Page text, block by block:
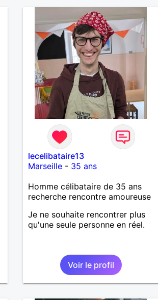
lecelibataire13
Marseille- 35 ans
Homme célibataire de 35 ans
recherche rencontre amoureuse
Je ne souhaite rencontrer plus
qu'une seule personne en réel.
Voir le profil